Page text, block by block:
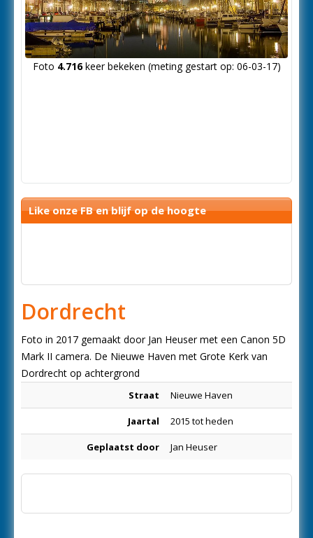
Foto 4.716keer bekeken (meting gestart op: 06-03-17)
Like onze FB en blijf op de hoogte
Dordrecht
Foto in 2017 gemaakt door Jan Heuser met een Canon 5D
Mark II camera. De Nieuwe Haven met Grote Kerk van
Dordrecht op achtergrond
Straat Nieuwe Haven
Jaartal 2015 tot heden
Geplaatst door Jan Heuser